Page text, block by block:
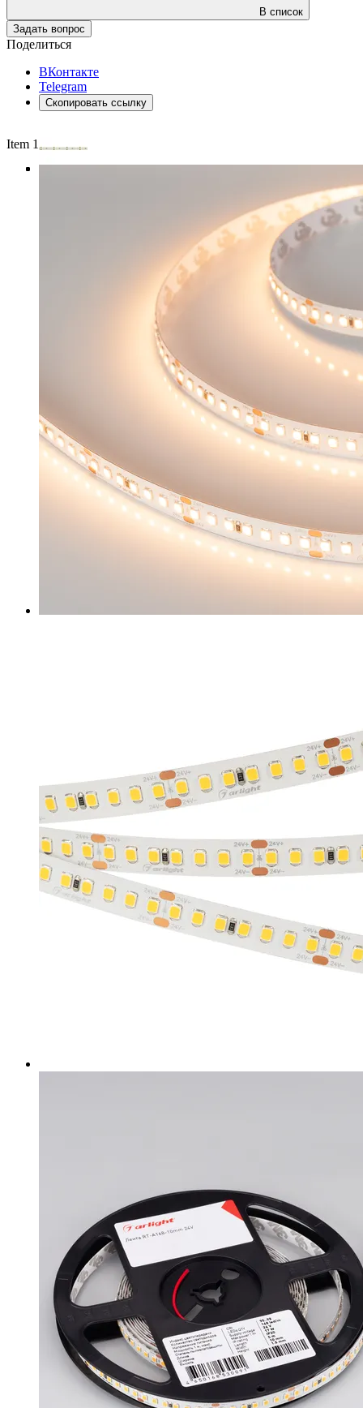
В список
Задать вопрос
Поделиться
ВКонтакте
Telegram
Скопировать ссылку
Item 1 of 4